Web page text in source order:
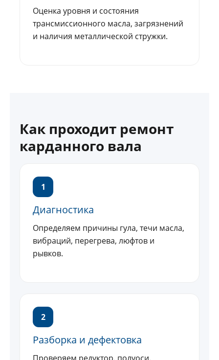
Оценка уровня и состояния
трансмиссионного масла, загрязнений
и наличия металлической стружки.
Как проходит ремонт
карданного вала
1
Диагностика
Определяем причины гула, течи масла,
вибраций, перегрева, люфтов и
рывков.
2
Разборка и дефектовка